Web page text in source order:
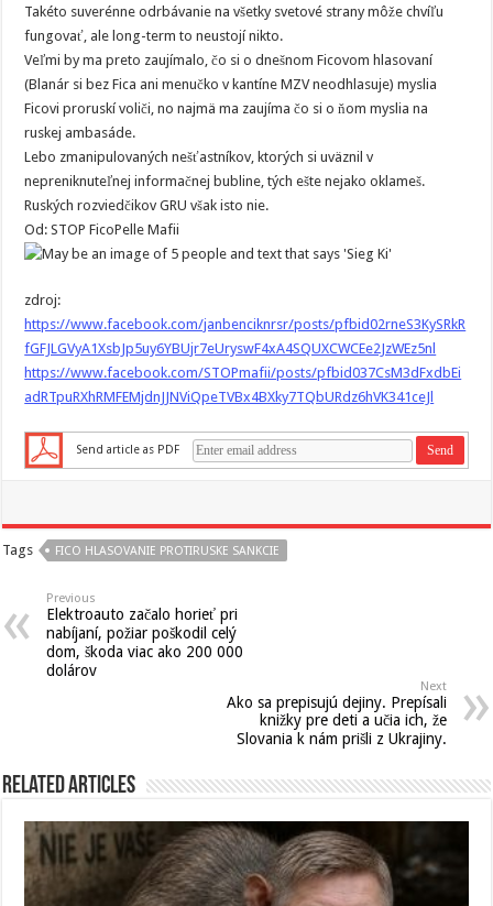
Takéto suverénne odrbávanie na všetky svetové strany môže chvíľu
fungovať, ale long-term to neustojí nikto.
Veľmi by ma preto zaujímalo, čo si o dnešnom Ficovom hlasovaní
(Blanár si bez Fica ani menučko v kantíne MZV neodhlasuje) myslia
Ficovi proruskí voliči, no najmä ma zaujíma čo si o ňom myslia na
ruskej ambasáde.
Lebo zmanipulovaných nešťastníkov, ktorých si uväznil v
nepreniknuteľnej informačnej bubline, tých ešte nejako oklameš.
Ruských rozviedčikov GRU však isto nie.
Od: STOP FicoPelle Mafii
zdroj:
https://www.facebook.com/janbenciknrsr/posts/pfbid02rneS3KySRkR
fGFJLGVyA1XsbJp5uy6YBUjr7eUryswF4xA4SQUXCWCEe2JzWEz5nl
https://www.facebook.com/STOPmafii/posts/pfbid037CsM3dFxdbEi
adRTpuRXhRMFEMjdnJJNViQpeTVBx4BXky7TQbURdz6hVK341ceJl
Send article as PDF
Tags FICO HLASOVANIE PROTIRUSKE SANKCIE
Previous
Elektroauto začalo horieť pri
nabíjaní, požiar poškodil celý
dom, škoda viac ako 200 000
dolárov
Next
Ako sa prepisujú dejiny. Prepísali
knižky pre deti a učia ich, že
Slovania k nám prišli z Ukrajiny.
Related Articles